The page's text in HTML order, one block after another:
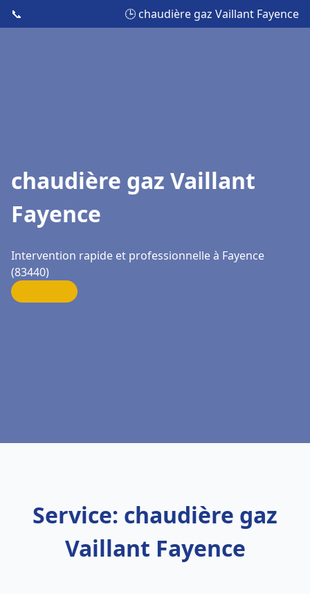
📞 🕒 chaudière gaz Vaillant Fayence
chaudière gaz Vaillant
Fayence
Intervention rapide et professionnelle à Fayence
(83440)
Service: chaudière gaz
Vaillant Fayence